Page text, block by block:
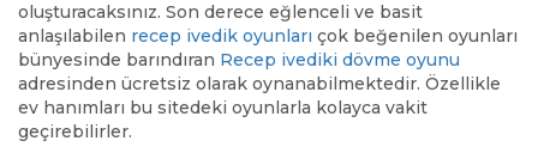
oluşturacaksınız. Son derece eğlenceli ve basit
anlaşılabilen recep ivedik oyunları çok beğenilen oyunları
bünyesinde barındıran Recep ivediki dövme oyunu
adresinden ücretsiz olarak oynanabilmektedir. Özellikle
ev hanımları bu sitedeki oyunlarla kolayca vakit
geçirebilirler.